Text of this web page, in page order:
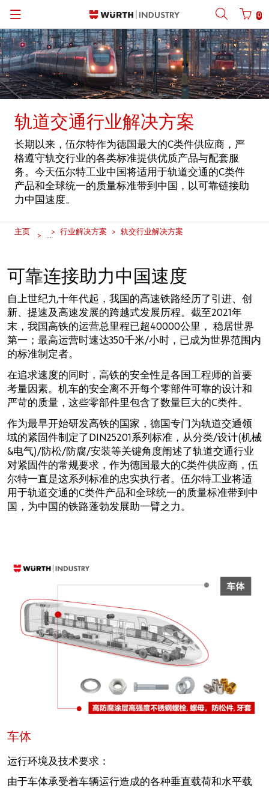
0
Back
手机号码登陆 商城账号登录
密码
忘记密码？
请记住登录信息
您是否希望成为在线客户？
仅需三步即可完成注册并使用在线商店所提供的全部功
能。
仅面向工商业客户销售
立即注册
Back
| 关于我们
| 我们的优势
| 业务部门
| 多渠道布局
Back
关于我们
C类物料管理
产品一览
设计应用
行业解决方案
Back
| 关于我们
| 行业聚焦
| 核心产品
Back
伍尔特业务范围
伍尔特在中国
莱恩・伍尔特
伍尔特集团资料与数据
体育赞助
我们的原则
Back
新闻中心
产品手册
社交平台
软件下载
Back
English
中文
轨道交通行业解决方案
长期以来，伍尔特作为德国最大的C类件供应商，严
格遵守轨交行业的各类标准提供优质产品与配套服
务。今天伍尔特工业中国将适用于轨道交通的C类件
产品和全球统一的质量标准带到中国，以可靠链接助
力中国速度。
主页 ... 行业解决方案 轨交行业解决方案
可靠连接助力中国速度
自上世纪九十年代起，我国的高速铁路经历了引进、创
新、提速及高速发展的跨越式发展历程。截至2021年
末，我国高铁的运营总里程已超40000公里， 稳居世界
第一；最高运营时速达350千米/小时，已成为世界范围内
的标准制定者。
在追求速度的同时，高铁的安全性是各国工程师的首要
考量因素。机车的安全离不开每个零部件可靠的设计和
严苛的质量，这些零部件里包含了数量巨大的C类件。
作为最早开始研发高铁的国家，德国专门为轨道交通领
域的紧固件制定了DIN25201系列标准，从分类/设计(机械
&电气)/防松/防腐/安装等关键角度阐述了轨道交通行业
对紧固件的常规要求，作为德国最大的C类件供应商，伍
尔特一直是这系列标准的忠实执行者。伍尔特工业将适
用于轨道交通的C类件产品和全球统一的质量标准带到中
国，为中国的铁路蓬勃发展助一臂之力。
车体
运行环境及技术要求：
由于车体承受着车辆运行造成的各种垂直载荷和水平载